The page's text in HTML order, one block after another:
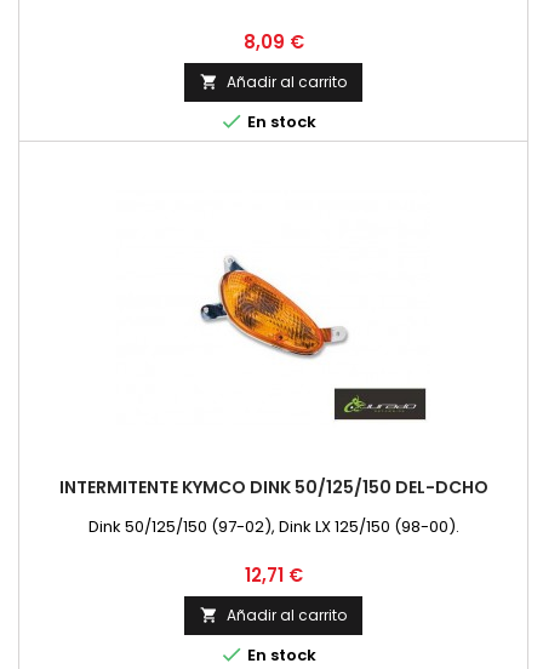
Precio
8,09 €
 Añadir al carrito
 En stock
INTERMITENTE KYMCO DINK 50/125/150 DEL-DCHO
Dink 50/125/150 (97-02), Dink LX 125/150 (98-00).
Precio
12,71 €
 Añadir al carrito
 En stock